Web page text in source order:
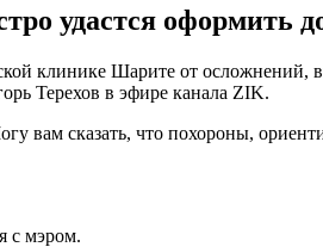
удастся оформить
клинике Шарите от
Терехов в эфире канала ZIK.
вам сказать, что похороны,
с мэром.